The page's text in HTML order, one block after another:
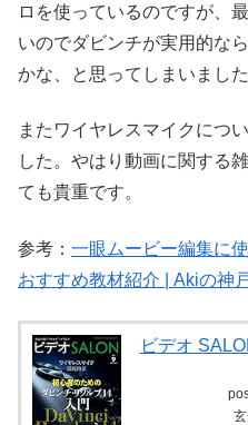
ロを使っているのですが、
いのでダビンチが実用的な
かな、と思ってしまいました
またワイヤレスマイクにつ
した。やはり動画に関する
ても貴重です。
参考： 一眼ムービー編集に
おすすめ教材紹介 | Akiの神
ビデオ